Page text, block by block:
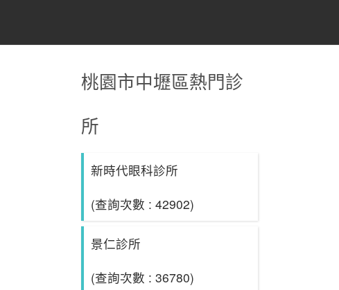
桃園市中壢區熱門診
所
新時代眼科診所
(查詢次數 : 42902)
景仁診所
(查詢次數 : 36780)